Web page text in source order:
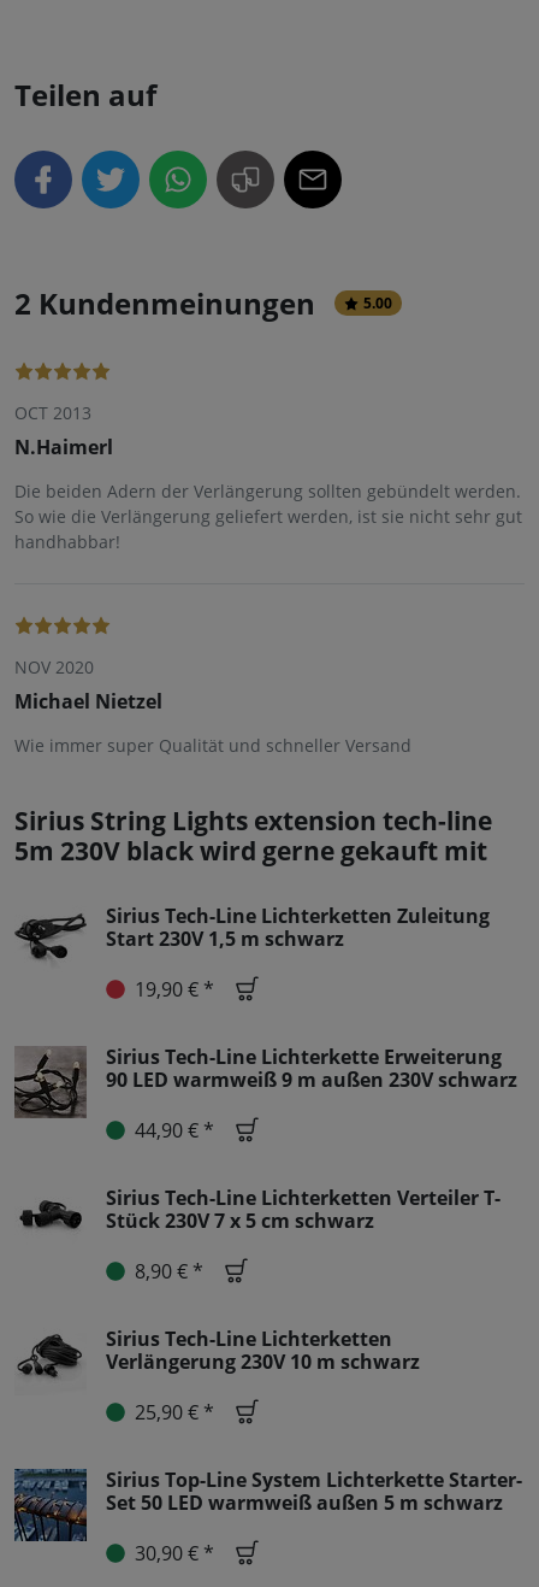
Teilen auf
2 Kundenmeinungen 5.00
OCT 2013
N.Haimerl
Die beiden Adern der Verlängerung sollten gebündelt werden.
So wie die Verlängerung geliefert werden, ist sie nicht sehr gut
handhabbar!
NOV 2020
Michael Nietzel
Wie immer super Qualität und schneller Versand
Sirius String Lights extension tech-line
5m 230V black wird gerne gekauft mit
Sirius Tech-Line Lichterketten Zuleitung
Start 230V 1,5 m schwarz
19,90 € *
Sirius Tech-Line Lichterkette Erweiterung
90 LED warmweiß 9 m außen 230V schwarz
44,90 € *
Sirius Tech-Line Lichterketten Verteiler T-
Stück 230V 7 x 5 cm schwarz
8,90 € *
Sirius Tech-Line Lichterketten
Verlängerung 230V 10 m schwarz
25,90 € *
Sirius Top-Line System Lichterkette Starter-
Set 50 LED warmweiß außen 5 m schwarz
30,90 € *